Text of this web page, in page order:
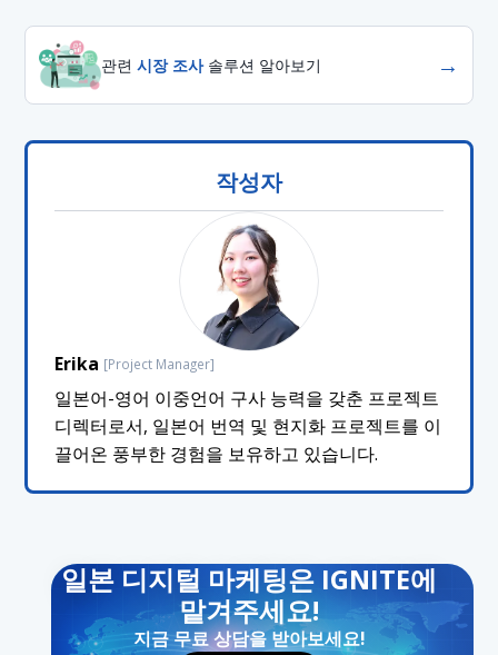
관련시장 조사솔루션 알아보기 →
작성자
Erika [Project Manager]
일본어-영어 이중언어 구사 능력을 갖춘 프로젝트
디렉터로서, 일본어 번역 및 현지화 프로젝트를 이
끌어온 풍부한 경험을 보유하고 있습니다.
일본 디지털 마케팅은 IGNITE에
맡겨주세요!
지금 무료 상담을 받아보세요!